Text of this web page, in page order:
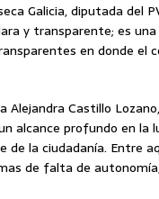
Galicia, diputada del
y transparente; es
en donde el
Alejandra Castillo
alcance profundo en la
de la ciudadanía. Entre
de falta de